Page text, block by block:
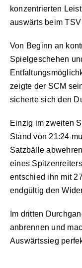
konzentrierten
auswärts beim
Von Beginn an
Spielgeschehen
zeigte der SCM
sicherte sich den
Einzig im zweiten
Stand von 21:24
Satzbälle
eines
entschied ihn mit
endgültig den
Im dritten
anbrennen und
Auswärtssieg